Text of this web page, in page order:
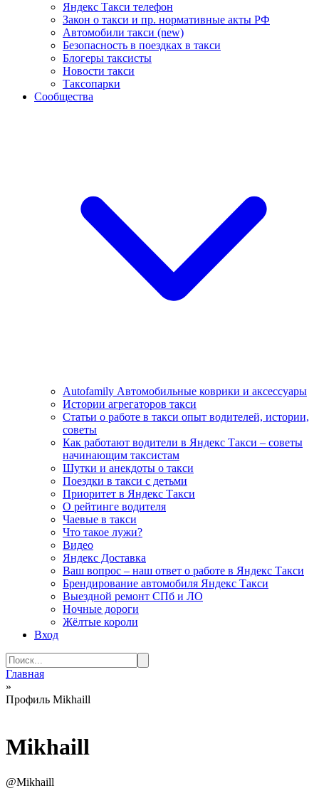
Яндекс Такси телефон
Закон о такси и пр. нормативные акты РФ
Автомобили такси (new)
Безопасность в поездках в такси
Блогеры таксисты
Новости такси
Таксопарки
Сообщества
Autofamily Автомобильные коврики и аксессуары
Истории агрегаторов такси
Статьи о работе в такси опыт водителей, истории,
советы
Как работают водители в Яндекс Такси – советы
начинающим таксистам
Шутки и анекдоты о такси
Поездки в такси с детьми
Приоритет в Яндекс Такси
О рейтинге водителя
Чаевые в такси
Что такое лужи?
Видео
Яндекс Доставка
Ваш вопрос – наш ответ о работе в Яндекс Такси
Брендирование автомобиля Яндекс Такси
Выездной ремонт СПб и ЛО
Ночные дороги
Жёлтые короли
Вход
Search
for:
Главная
»
Профиль Mikhaill
Mikhaill
@Mikhaill